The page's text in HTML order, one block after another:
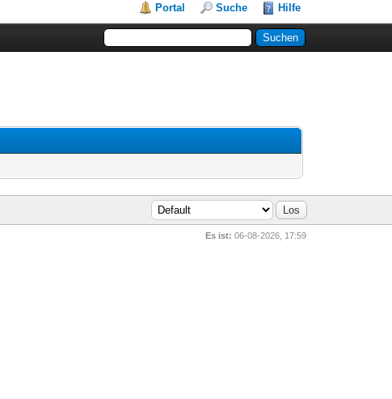
Portal Suche Hilfe
Es ist: 06-08-2026, 17:59